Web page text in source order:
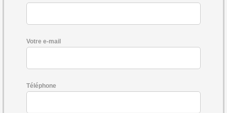
Votre e-mail
Téléphone